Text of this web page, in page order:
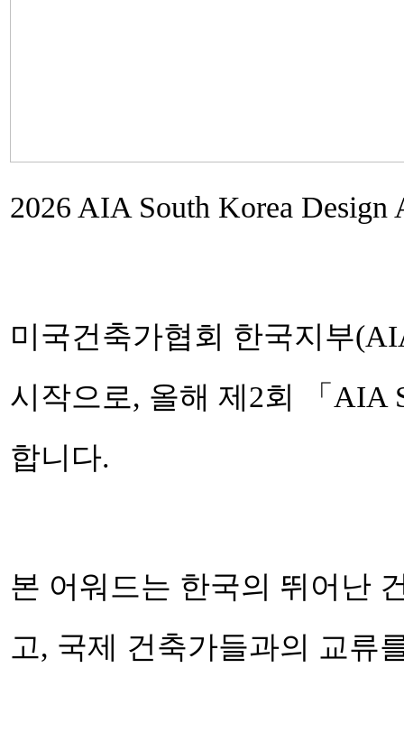
2026 AIA South Korea Design
미국건축가협회 한국지부
시작으로, 올해 제2회 「AIA
합니다.
본 어워드는 한국의 뛰어난
고, 국제 건축가들과의 교류